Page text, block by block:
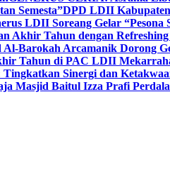
Semesta”DPD LDII
LDII Soreang Gelar
Akhir Tahun dengan
Barokah Arcamanik Dorong
Tahun di PAC LDII
Sinergi dan
Masjid Baitul Izza Prafi